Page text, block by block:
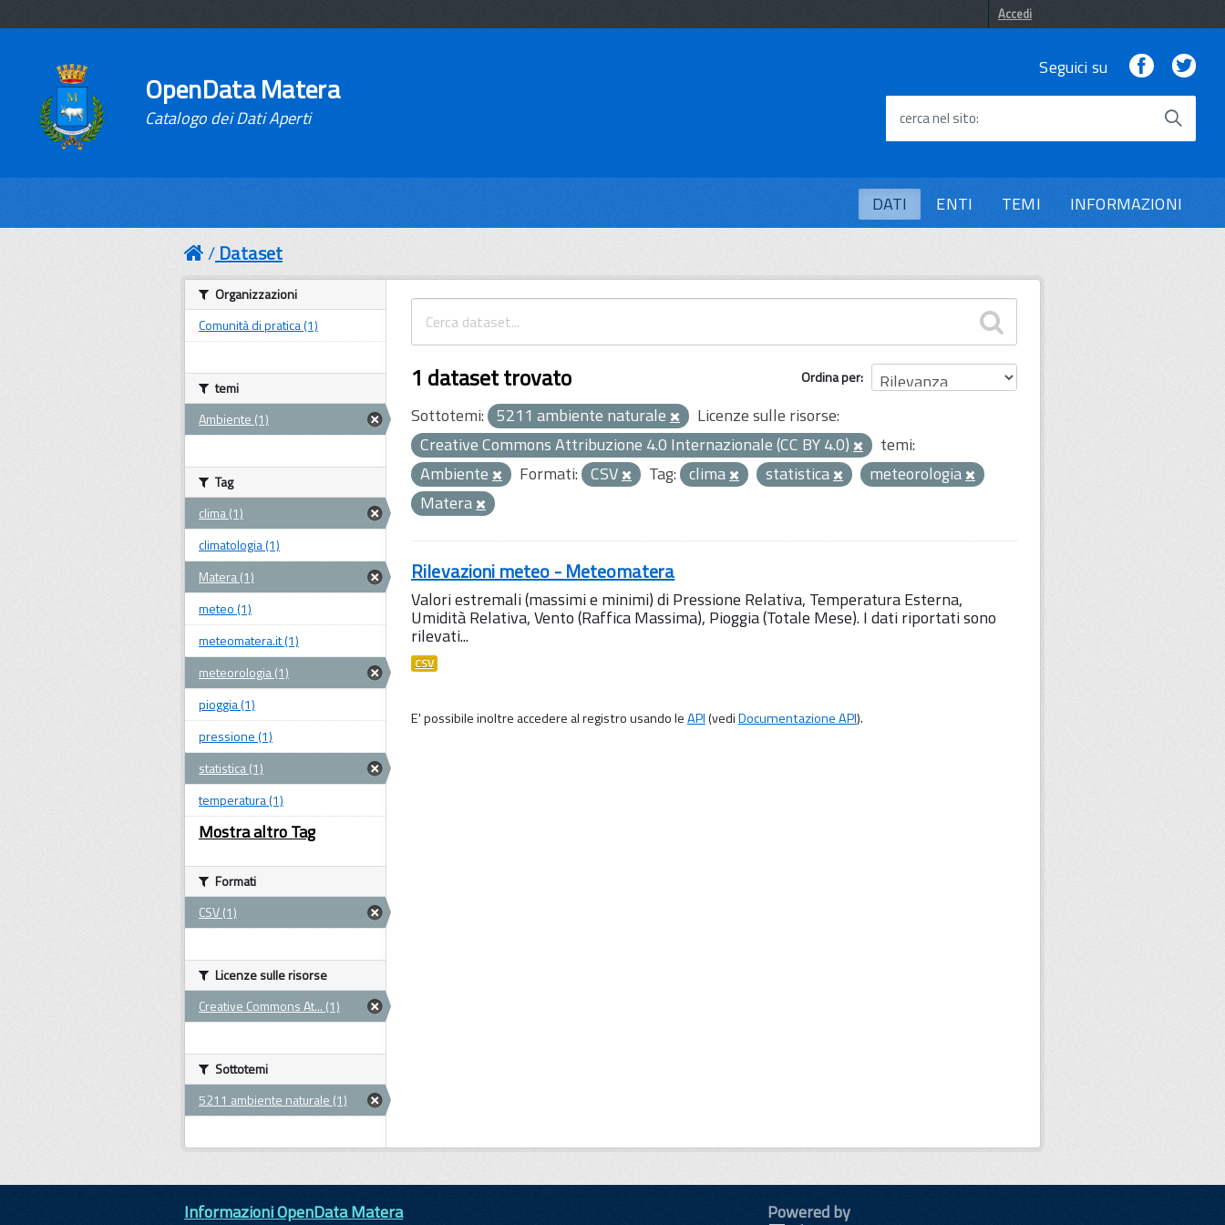
Accedi
OpenData Matera
Catalogo dei Dati Aperti
Seguici su Facebook
cerca nel sito
DATI ENTI TEMI INFORMAZIONI
Dataset
Ordina per
1 dataset trovato
Sottotemi: 5211 ambiente naturale
Licenze sulle risorse:
Creative Commons Attribuzione 4.0 Internazionale (CC BY 4.0)
temi:
Ambiente
Formati: CSV Tag: clima statistica
meteorologia
Matera
Rilevazioni meteo - Meteomatera
Valori estremali (massimi e minimi) di Pressione Relativa, Temperatura Esterna,
Umidità Relativa, Vento (Raffica Massima), Pioggia (Totale Mese). I dati riportati sono
rilevati...
CSV
E' possibile inoltre accedere al registro usando leAPI(vediDocumentazione API).
Organizzazioni
Comunità di pratica (1)
temi
Ambiente (1)
Tag
clima (1)
climatologia (1)
Matera (1)
meteo (1)
meteomatera.it (1)
meteorologia (1)
pioggia (1)
pressione (1)
statistica (1)
temperatura (1)
Mostra altro Tag
Formati
CSV (1)
Licenze sulle risorse
Creative Commons At... (1)
Sottotemi
5211 ambiente naturale (1)
Informazioni OpenData Matera
Powered by